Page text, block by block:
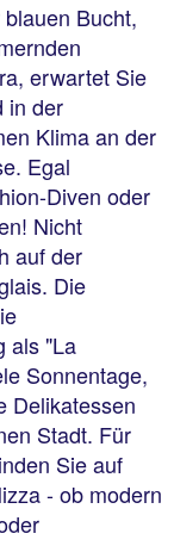
Bucht,
erwartet Sie
in der
Klima an der
Egal
Diven oder
Nicht
auf der
Die
als "La
Sonnentage,
Delikatessen
Stadt. Für
Sie auf
- ob modern